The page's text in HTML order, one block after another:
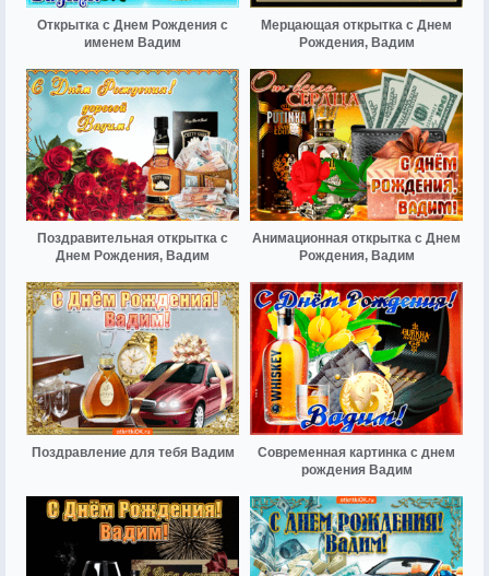
Открытка с Днем Рождения с
именем Вадим
Мерцающая открытка с Днем
Рождения, Вадим
Поздравительная открытка с
Днем Рождения, Вадим
Анимационная открытка с Днем
Рождения, Вадим
Поздравление для тебя Вадим
Современная картинка с днем
рождения Вадим